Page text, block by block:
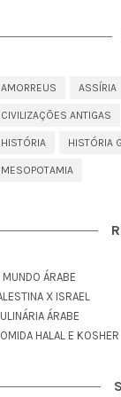
AMORREUS ASSÍRIA
CIVILIZAÇÕES ANTIGAS
HISTÓRIA HISTÓRIA
MESOPOTAMIA
MUNDO ÁRABE
X ISRAEL
ÁRABE
HALAL E KOSHER